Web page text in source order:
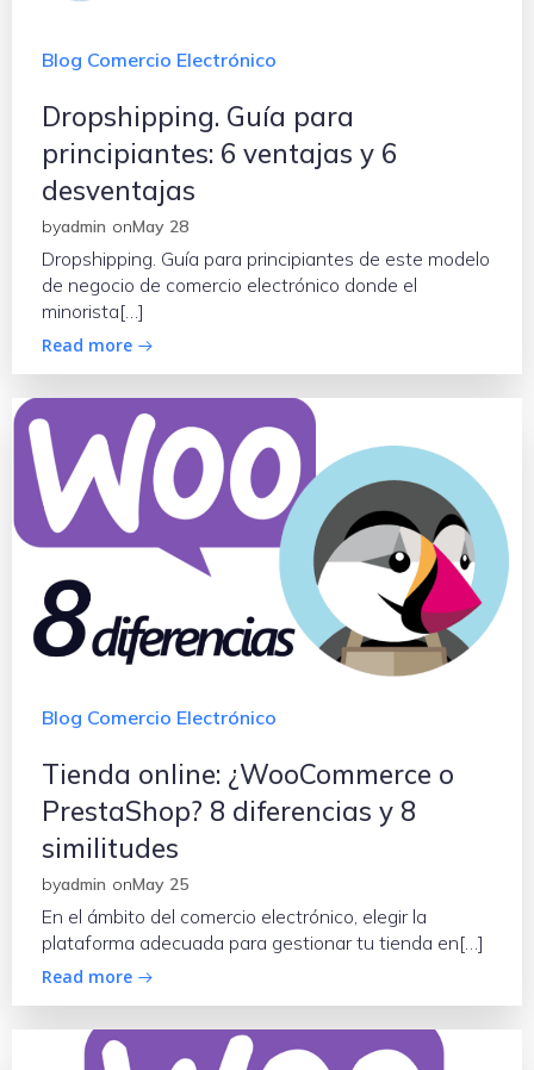
Blog Comercio Electrónico
Dropshipping. Guía para
principiantes: 6 ventajas y 6
desventajas
byadmin onMay 28
Dropshipping. Guía para principiantes de este modelo
de negocio de comercio electrónico donde el
minorista[…]
Read more
Blog Comercio Electrónico
Tienda online: ¿WooCommerce o
PrestaShop? 8 diferencias y 8
similitudes
byadmin onMay 25
En el ámbito del comercio electrónico, elegir la
plataforma adecuada para gestionar tu tienda en[…]
Read more